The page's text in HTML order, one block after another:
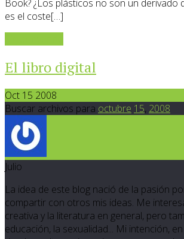
Book? ¿Los plásticos no son un derivado
es el coste[…]
El libro digital
Oct 15 2008
Buscar archivos para octubre 15, 2008
Julio
La idea de este blog nació de la pasión
compartir con otros mis ideas. Me
creativa y la literatura en general, pero
educación, la sexualidad... Mi intención,